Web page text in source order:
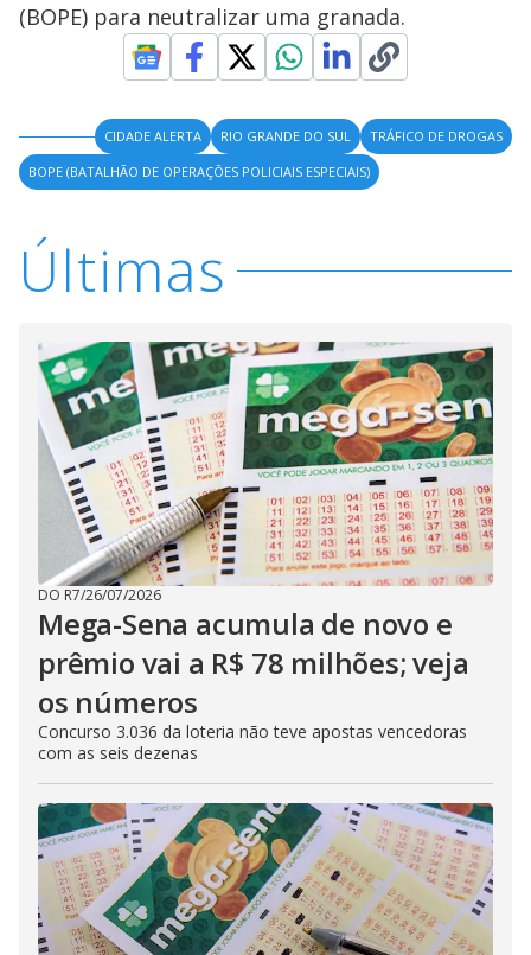
(BOPE) para neutralizar uma granada.
CIDADE ALERTA RIO GRANDE DO SUL
TRÁFICO DE DROGAS
BOPE (BATALHÃO DE OPERAÇÕES POLICIAIS ESPECIAIS)
Últimas
DO R7/26/07/2026
Mega-Sena acumula de novo e
prêmio vai a R$ 78 milhões; veja
os números
Concurso 3.036 da loteria não teve apostas vencedoras
com as seis dezenas